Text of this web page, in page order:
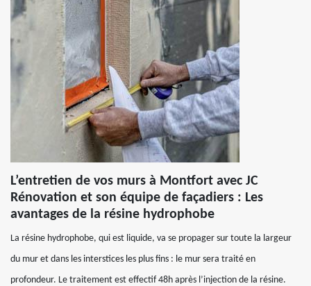
L’entretien de vos murs à Montfort avec JC
Rénovation et son équipe de façadiers : Les
avantages de la résine hydrophobe
La résine hydrophobe, qui est liquide, va se propager sur toute la largeur
du mur et dans les interstices les plus fins : le mur sera traité en
profondeur. Le traitement est effectif 48h après l’injection de la résine.